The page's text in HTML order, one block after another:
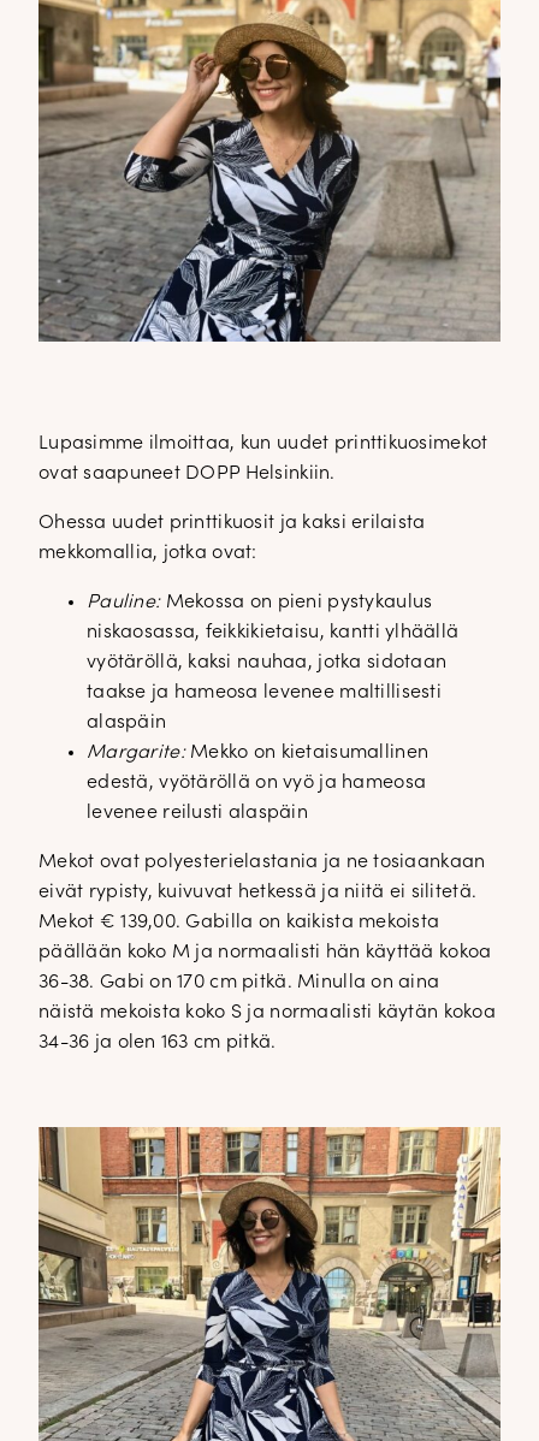
Lupasimme ilmoittaa, kun uudet printtikuosimekot
ovat saapuneet DOPP Helsinkiin.
Ohessa uudet printtikuosit ja kaksi erilaista
mekkomallia, jotka ovat:
Pauline:Mekossa on pieni pystykaulus
niskaosassa, feikkikietaisu, kantti ylhäällä
vyötäröllä, kaksi nauhaa, jotka sidotaan
taakse ja hameosa levenee maltillisesti
alaspäin
Margarite:Mekko on kietaisumallinen
edestä, vyötäröllä on vyö ja hameosa
levenee reilusti alaspäin
Mekot ovat polyesterielastania ja ne tosiaankaan
eivät rypisty, kuivuvat hetkessä ja niitä ei silitetä.
Mekot € 139,00. Gabilla on kaikista mekoista
päällään koko M ja normaalisti hän käyttää kokoa
36-38. Gabi on 170 cm pitkä. Minulla on aina
näistä mekoista koko S ja normaalisti käytän kokoa
34-36 ja olen 163 cm pitkä.